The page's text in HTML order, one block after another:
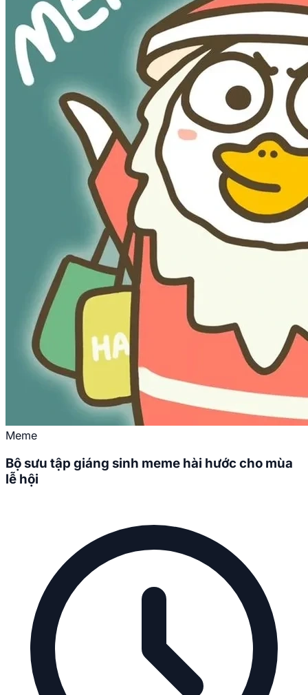
Meme
Bộ sưu tập giáng sinh meme hài hước cho mùa
lễ hội